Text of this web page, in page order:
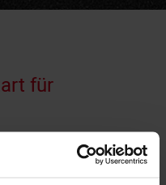
für